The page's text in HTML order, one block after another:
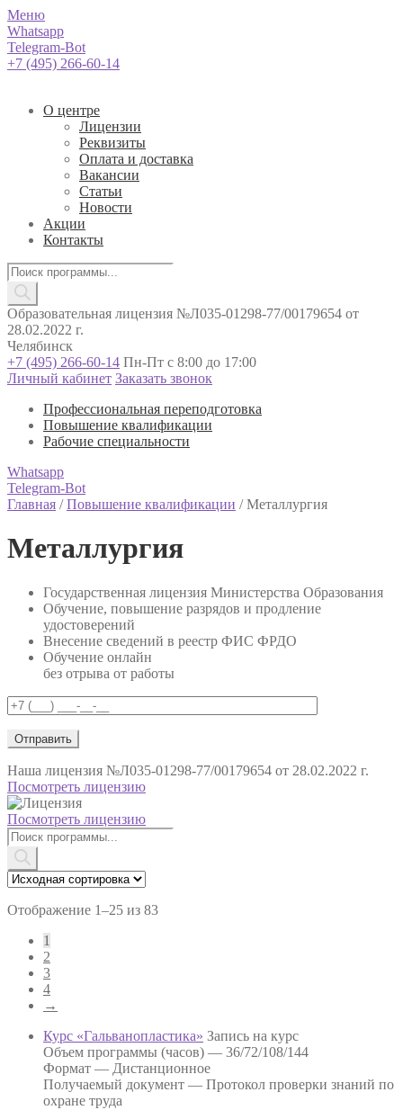
Меню
Whatsapp
Telegram-Bot
+7 (495) 266-60-14
О центре
Лицензии
Реквизиты
Оплата и доставка
Вакансии
Статьи
Новости
Акции
Контакты
Поиск
товаров
Образовательная лицензия №Л035-01298-77/00179654 от
28.02.2022 г.
Челябинск
+7 (495) 266-60-14 Пн-Пт с 8:00 до 17:00
Личный кабинет Заказать звонок
Профессиональная переподготовка
Повышение квалификации
Рабочие специальности
Whatsapp
Telegram-Bot
Главная /Повышение квалификации /Металлургия
Металлургия
Государственная лицензия Министерства Образования
Обучение, повышение разрядов и продление
удостоверений
Внесение сведений в реестр ФИС ФРДО
Обучение онлайн
без отрыва от работы
Наша лицензия №Л035-01298-77/00179654 от 28.02.2022 г.
Посмотреть лицензию
Посмотреть лицензию
Поиск
товаров
Отображение 1–25 из 83
1
2
3
4
→
Курс «Гальванопластика» Запись на курс
Объем программы (часов) — 36/72/108/144
Формат — Дистанционное
Получаемый документ — Протокол проверки знаний по
охране труда